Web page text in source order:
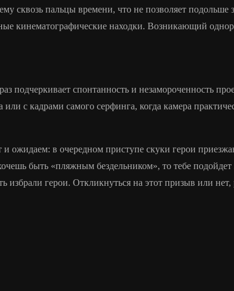
сквозь пальцы времени, что не позволяет подольше
кинематографические находки. Возникающий
подчеркивает спонтанность и незамороченность
с кадрами самого серфинга, когда камера
в очередном приступе скуки герои
быть «пляжным бездельником», то тебе
избрали герои. Откликнуться на этот призыв или